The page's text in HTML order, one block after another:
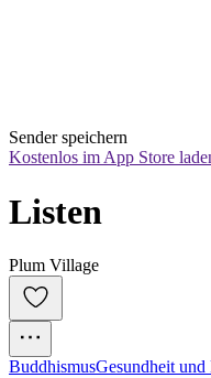
Sender speichern
Kostenlos im App Store
Listen
Plum Village
BuddhismusGesundheit und